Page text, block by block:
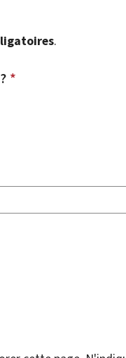
.
*